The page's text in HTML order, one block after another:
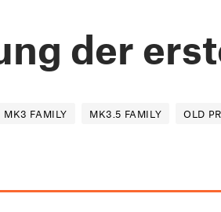
der
MK3 FAMILY MK3.5 FAMILY OLD